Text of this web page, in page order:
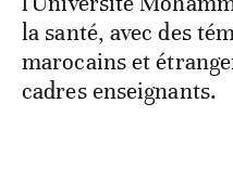
la santé, avec des
marocains et
cadres enseignants.